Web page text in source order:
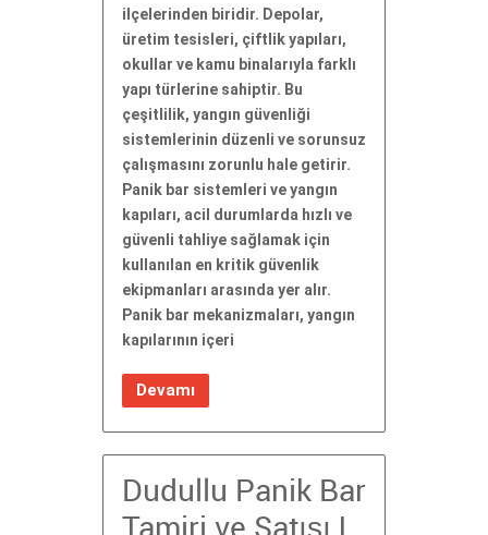
ilçelerinden biridir. Depolar,
üretim tesisleri, çiftlik yapıları,
okullar ve kamu binalarıyla farklı
yapı türlerine sahiptir. Bu
çeşitlilik, yangın güvenliği
sistemlerinin düzenli ve sorunsuz
çalışmasını zorunlu hale getirir.
Panik bar sistemleri ve yangın
kapıları, acil durumlarda hızlı ve
güvenli tahliye sağlamak için
kullanılan en kritik güvenlik
ekipmanları arasında yer alır.
Panik bar mekanizmaları, yangın
kapılarının içeri
Devamı
Dudullu Panik Bar